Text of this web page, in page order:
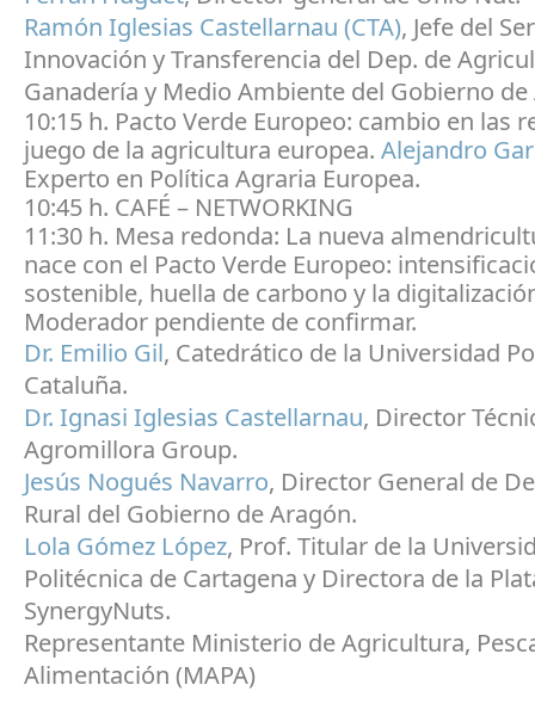
Ramón Iglesias Castellarnau (CTA), Jefe del
Innovación y Transferencia del Dep. de
Ganadería y Medio Ambiente del Gobierno
10:15 h. Pacto Verde Europeo: cambio en las
juego de la agricultura europea. Alejandro
Experto en Política Agraria Europea.
10:45 h. CAFÉ – NETWORKING
11:30 h. Mesa redonda: La nueva
nace con el Pacto Verde Europeo:
sostenible, huella de carbono y la
Moderador pendiente de confirmar.
Dr. Emilio Gil, Catedrático de la Universidad
Cataluña.
Dr. Ignasi Iglesias Castellarnau, Director
Agromillora Group.
Jesús Nogués Navarro, Director General de
Rural del Gobierno de Aragón.
Lola Gómez López, Prof. Titular de la
Politécnica de Cartagena y Directora de la
SynergyNuts.
Representante Ministerio de Agricultura,
Alimentación (MAPA)